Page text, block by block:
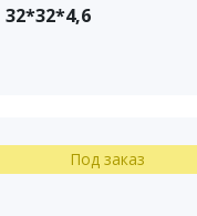
32*32*4,6
Под заказ